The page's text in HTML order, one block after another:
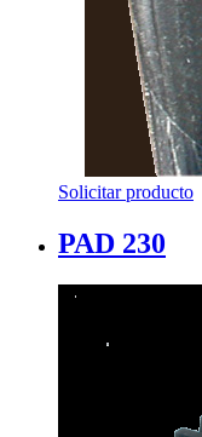
Solicitar producto
PAD 230